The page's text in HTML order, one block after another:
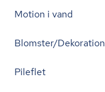
Motion i vand
Blomster/Dekoration
Pileflet